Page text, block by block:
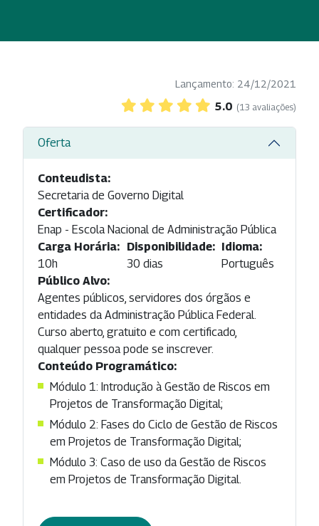
Lançamento: 24/12/2021
5.0 (13 avaliações)
Oferta
Conteudista:
Secretaria de Governo Digital
Certificador:
Enap - Escola Nacional de Administração Pública
Carga Horária:
10h
Disponibilidade:
30 dias
Idioma:
Português
Público Alvo:
Agentes públicos, servidores dos órgãos e
entidades da Administração Pública Federal.
Curso aberto, gratuito e com certificado,
qualquer pessoa pode se inscrever.
Conteúdo Programático:
Módulo 1: Introdução à Gestão de Riscos em
Projetos de Transformação Digital;
Módulo 2: Fases do Ciclo de Gestão de Riscos
em Projetos de Transformação Digital;
Módulo 3: Caso de uso da Gestão de Riscos
em Projetos de Transformação Digital.